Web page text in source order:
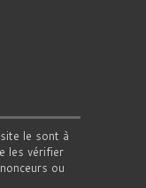
le sont à
les vérifier
ou